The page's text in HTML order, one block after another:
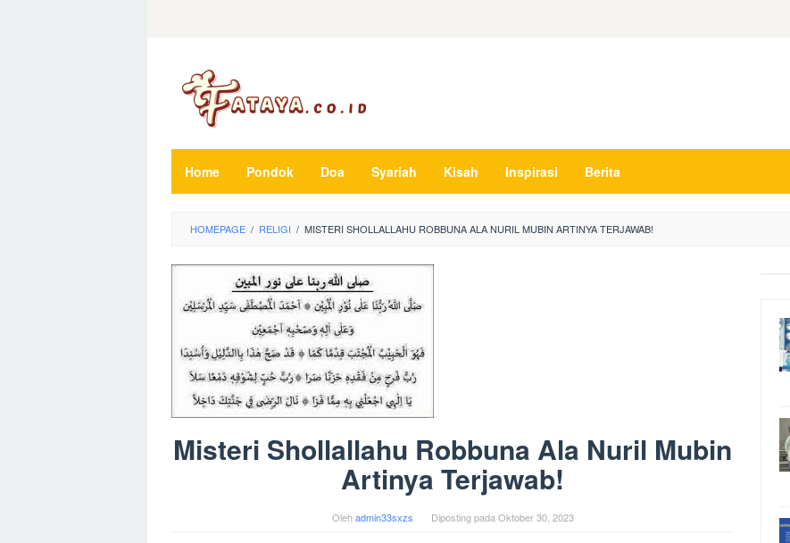
Home Pondok Doa Syariah Kisah Inspirasi Berita
HOMEPAGE / RELIGI / MISTERI SHOLLALLAHU ROBBUNA ALA NURIL MUBIN ARTINYA TERJAWAB!
Misteri Shollallahu Robbuna Ala Nuril Mubin
Artinya Terjawab!
Olehadmin33sxzs Diposting pada Oktober 30, 2023